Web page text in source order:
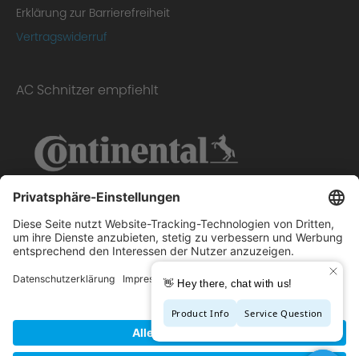
Erklärung zur Barrierefreiheit
Vertragswiderruf
AC Schnitzer empfiehlt